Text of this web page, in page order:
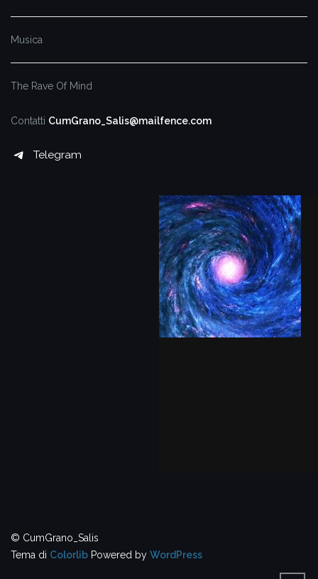
Musica
The Rave Of Mind
Contatti CumGrano_Salis@mailfence.com
Telegram
© CumGrano_Salis
Tema di Colorlib Powered by WordPress